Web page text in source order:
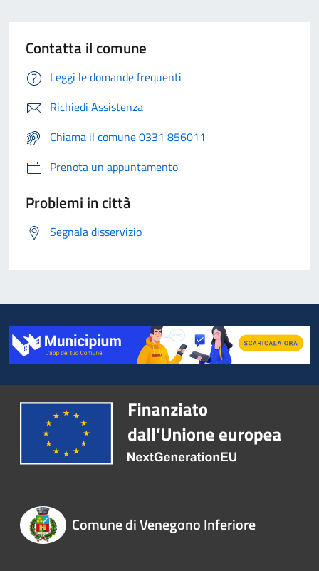
Contatta il comune
Leggi le domande frequenti
Richiedi Assistenza
Chiama il comune 0331 856011
Prenota un appuntamento
Problemi in città
Segnala disservizio
Comune di Venegono Inferiore